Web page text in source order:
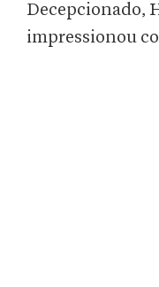
Decepcionado,
impressionou